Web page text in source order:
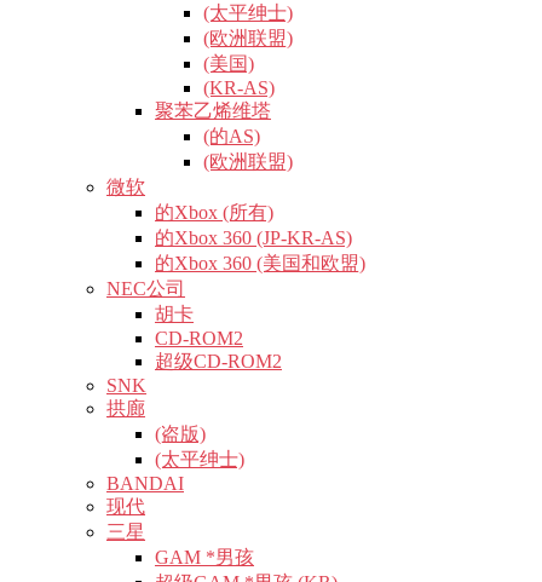
(太平绅士)
(欧洲联盟)
(美国)
(KR-AS)
聚苯乙烯维塔
(的AS)
(欧洲联盟)
微软
的Xbox (所有)
的Xbox 360 (JP-KR-AS)
的Xbox 360 (美国和欧盟)
NEC公司
胡卡
CD-ROM2
超级CD-ROM2
SNK
拱廊
(盗版)
(太平绅士)
BANDAI
现代
三星
GAM *男孩